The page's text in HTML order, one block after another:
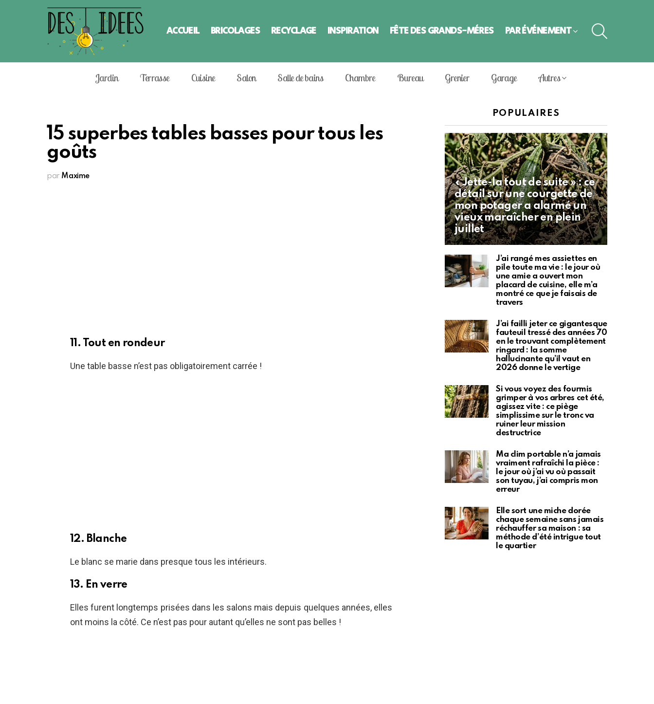
ACCUEIL BRICOLAGES RECYCLAGE INSPIRATION FÊTE DES GRANDS-MÈRES PAR ÉVÈNEMENT
Jardin Terrasse Cuisine Salon Salle de bains Chambre Bureau Grenier Garage Autres
15 superbes tables basses pour tous les
goûts
par Maxime
11. Tout en rondeur
Une table basse n’est pas obligatoirement carrée !
12. Blanche
Le blanc se marie dans presque tous les intérieurs.
13. En verre
Elles furent longtemps prisées dans les salons mais depuis quelques années, elles
ont moins la côté. Ce n’est pas pour autant qu’elles ne sont pas belles !
POPULAIRES
« Jette-la tout de suite » : ce
détail sur une courgette de
mon potager a alarmé un
vieux maraîcher en plein
juillet
J’ai rangé mes assiettes en
pile toute ma vie : le jour où
une amie a ouvert mon
placard de cuisine, elle m’a
montré ce que je faisais de
travers
J’ai failli jeter ce gigantesque
fauteuil tressé des années 70
en le trouvant complètement
ringard : la somme
hallucinante qu’il vaut en
2026 donne le vertige
Si vous voyez des fourmis
grimper à vos arbres cet été,
agissez vite : ce piège
simplissime sur le tronc va
ruiner leur mission
destructrice
Ma clim portable n’a jamais
vraiment rafraîchi la pièce :
le jour où j’ai vu où passait
son tuyau, j’ai compris mon
erreur
Elle sort une miche dorée
chaque semaine sans jamais
réchauffer sa maison : sa
méthode d’été intrigue tout
le quartier